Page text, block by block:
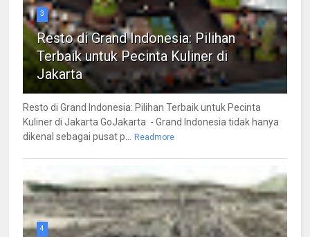
3
Resto di Grand Indonesia: Pilihan
Terbaik untuk Pecinta Kuliner di
Jakarta
Resto di Grand Indonesia: Pilihan Terbaik untuk Pecinta
Kuliner di Jakarta GoJakarta - Grand Indonesia tidak hanya
dikenal sebagai pusat p... Readmore
4